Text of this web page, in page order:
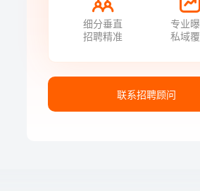
细分垂直
招聘精准
专业
私域
联系招聘顾问